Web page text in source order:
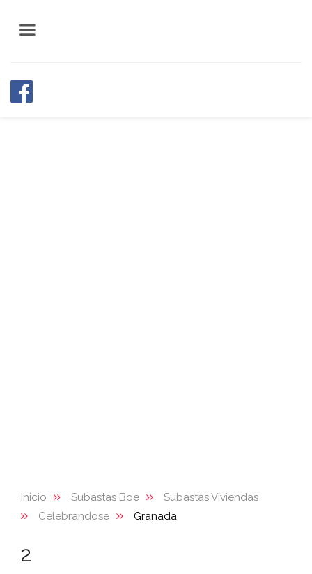
Inicio Subastas Boe
Subastas Viviendas
Celebrandose
Granada
2